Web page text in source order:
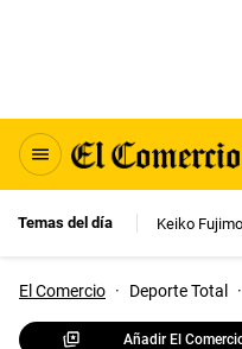
Temas del día Keiko
El Comercio · Deporte Total ·
Añadir El